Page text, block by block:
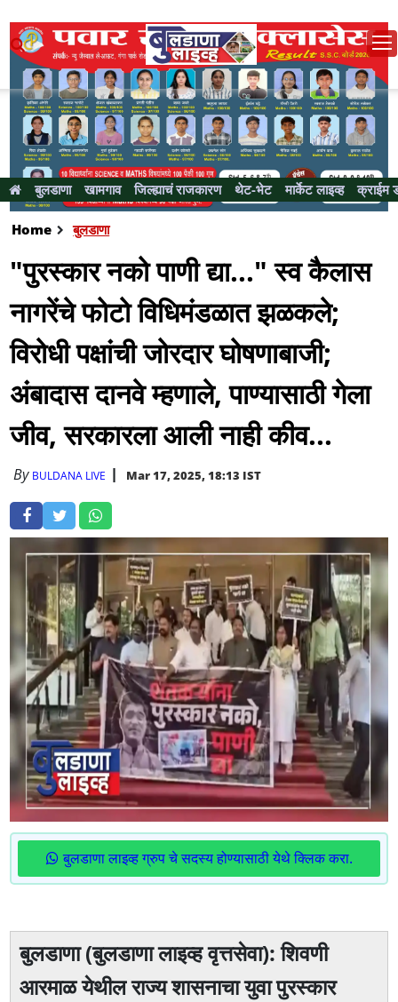
बुलडाणा खामगाव जिल्ह्याचं राजकारण थेट-भेट मार्केट लाइव्ह क्राईम
Home बुलडाणा
"पुरस्कार नको पाणी द्या..." स्व कैलास
नागरेंचे फोटो विधिमंडळात झळकले;
विरोधी पक्षांची जोरदार घोषणाबाजी;
अंबादास दानवे म्हणाले, पाण्यासाठी गेला
जीव, सरकारला आली नाही कीव...
By BULDANA LIVE Mar 17, 2025, 18:13 IST
बुलडाणा लाइव्ह ग्रुप चे सदस्य होण्यासाठी येथे क्लिक करा.
बुलडाणा (बुलडाणा लाइव्ह वृत्तसेवा): शिवणी
आरमाळ येथील राज्य शासनाचा युवा पुरस्कार